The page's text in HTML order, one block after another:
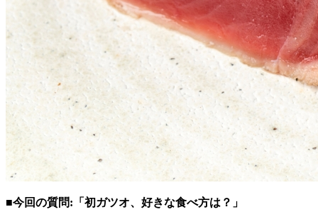
■今回の質問:「初ガツオ、好きな食べ方は？」